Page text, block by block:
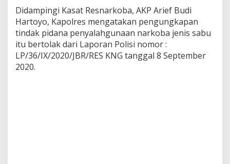
Didampingi Kasat Resnarkoba, AKP Arief Budi
Hartoyo, Kapolres mengatakan pengungkapan
tindak pidana penyalahgunaan narkoba jenis sabu
itu bertolak dari Laporan Polisi nomor :
LP/36/IX/2020/JBR/RES KNG tanggal 8 September
2020.